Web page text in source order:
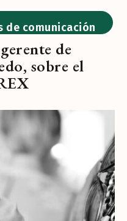
de comunicación
de
sobre el